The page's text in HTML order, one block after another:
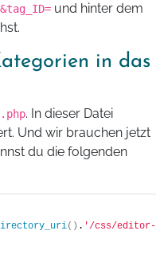
&tag_ID= und hinter dem
in das
. In dieser Datei
Und wir brauchen jetzt
du die folgenden
() . '/css/editor-